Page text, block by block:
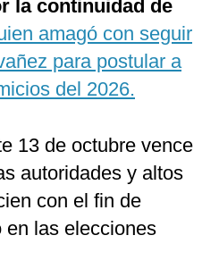
la continuidad de
amagó con seguir
para postular a
del 2026.
13 de octubre vence
autoridades y altos
con el fin de
en las elecciones